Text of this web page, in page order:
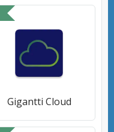
Gigantti Cloud